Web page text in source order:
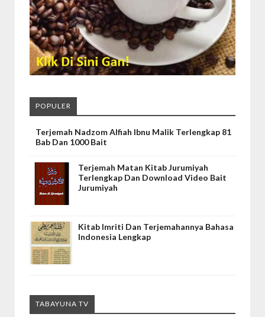
POPULER
Terjemah Nadzom Alfiah Ibnu Malik Terlengkap 81
Bab Dan 1000 Bait
Terjemah Matan Kitab Jurumiyah
Terlengkap Dan Download Video Bait
Jurumiyah
Kitab Imriti Dan Terjemahannya Bahasa
Indonesia Lengkap
TABAYUNA TV